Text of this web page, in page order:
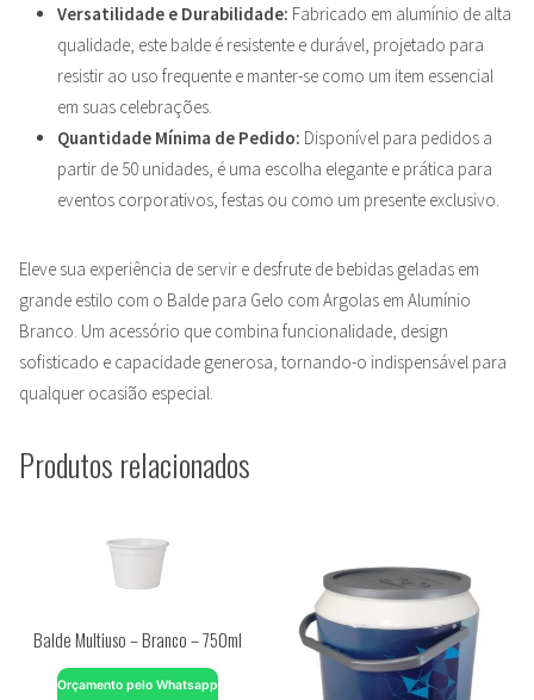
Versatilidade e Durabilidade: Fabricado em alumínio de alta
qualidade, este balde é resistente e durável, projetado para
resistir ao uso frequente e manter-se como um item essencial
em suas celebrações.
Quantidade Mínima de Pedido: Disponível para pedidos a
partir de 50 unidades, é uma escolha elegante e prática para
eventos corporativos, festas ou como um presente exclusivo.
Eleve sua experiência de servir e desfrute de bebidas geladas em
grande estilo com o Balde para Gelo com Argolas em Alumínio
Branco. Um acessório que combina funcionalidade, design
sofisticado e capacidade generosa, tornando-o indispensável para
qualquer ocasião especial.
Produtos relacionados
Balde Multiuso – Branco – 750ml
Orçamento pelo Whatsapp